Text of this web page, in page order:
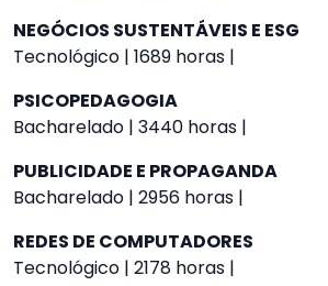
NEGÓCIOS SUSTENTÁVEIS E ESG
Tecnológico | 1689 horas |
PSICOPEDAGOGIA
Bacharelado | 3440 horas |
PUBLICIDADE E PROPAGANDA
Bacharelado | 2956 horas |
REDES DE COMPUTADORES
Tecnológico | 2178 horas |